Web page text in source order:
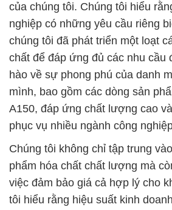
của chúng tôi. Chúng tôi hiểu
nghiệp có những yêu cầu riêng
chúng tôi đã phát triển một loạt
chất để đáp ứng đủ các nhu cầu
hào về sự phong phú của danh
mình, bao gồm các dòng sản
A150, đáp ứng chất lượng cao
phục vụ nhiều ngành công
Chúng tôi không chỉ tập trung
phẩm hóa chất chất lượng mà
việc đảm bảo giá cả hợp lý cho
tôi hiểu rằng hiệu suất kinh